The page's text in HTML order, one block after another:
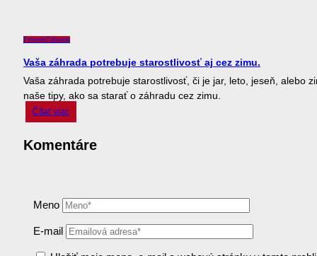
ExteriérZáhrada
Vaša záhrada potrebuje starostlivosť aj cez zimu.
Vaša záhrada potrebuje starostlivosť, či je jar, leto, jeseň, alebo
naše tipy, ako sa starať o záhradu cez zimu.
Čítať viac
Komentáre
Meno
E-mail